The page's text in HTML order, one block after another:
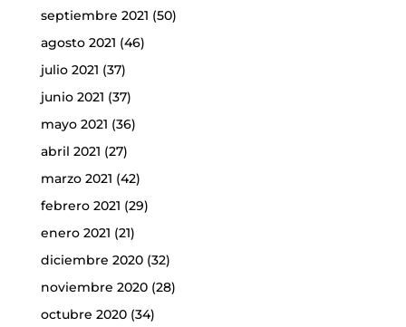
septiembre 2021 (50)
agosto 2021 (46)
julio 2021 (37)
junio 2021 (37)
mayo 2021 (36)
abril 2021 (27)
marzo 2021 (42)
febrero 2021 (29)
enero 2021 (21)
diciembre 2020(32)
noviembre 2020(28)
octubre 2020(34)